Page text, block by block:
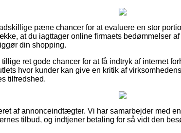
pæne chancer for at evaluere en stor
at du iagttager online firmaets bedømmelser
din shopping.
ret gode chancer for at få indtryk af internet
hvor kunder kan give en kritik af
tilfredshed.
af annonceindtægter. Vi har samarbejder med
tilbud, og indtjener betaling for så vidt den